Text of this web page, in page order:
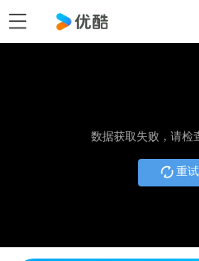
数据获取失败，请检
重试